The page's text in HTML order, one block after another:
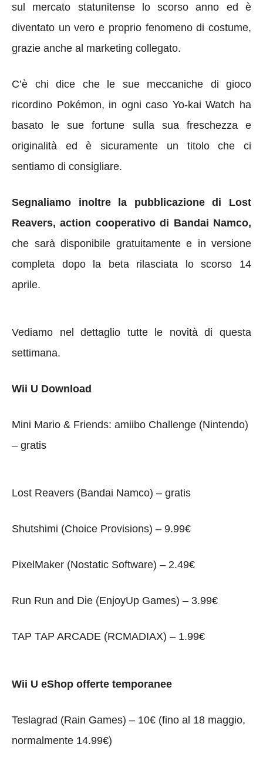
sul mercato statunitense lo scorso anno ed è
diventato un vero e proprio fenomeno di costume,
grazie anche al marketing collegato.
C’è chi dice che le sue meccaniche di gioco
ricordino Pokémon, in ogni caso Yo-kai Watch ha
basato le sue fortune sulla sua freschezza e
originalità ed è sicuramente un titolo che ci
sentiamo di consigliare.
Segnaliamo inoltre la pubblicazione di Lost
Reavers, action cooperativo di Bandai Namco,
che sarà disponibile gratuitamente e in versione
completa dopo la beta rilasciata lo scorso 14
aprile.
Vediamo nel dettaglio tutte le novità di questa
settimana.
Wii U Download
Mini Mario & Friends: amiibo Challenge (Nintendo)
– gratis
Lost Reavers (Bandai Namco) – gratis
Shutshimi (Choice Provisions) – 9.99€
PixelMaker (Nostatic Software) – 2.49€
Run Run and Die (EnjoyUp Games) – 3.99€
TAP TAP ARCADE (RCMADIAX) – 1.99€
Wii U eShop offerte temporanee
Teslagrad (Rain Games) – 10€ (fino al 18 maggio,
normalmente 14.99€)